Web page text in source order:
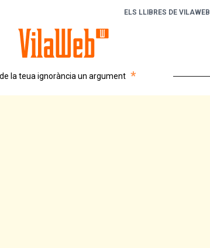
ELS LLIBRES DE VILAWEB
la teua ignorància un argument *